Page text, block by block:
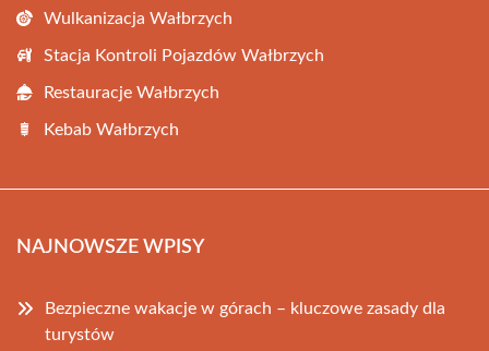
Wulkanizacja Wałbrzych
Stacja Kontroli Pojazdów Wałbrzych
Restauracje Wałbrzych
Kebab Wałbrzych
NAJNOWSZE WPISY
Bezpieczne wakacje w górach – kluczowe zasady dla
turystów